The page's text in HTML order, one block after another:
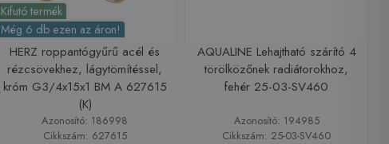
Kifutó termék
Még 6 db ezen az áron!
HERZ roppantógyűrű acél és
rézcsövekhez, lágytömítéssel,
króm G3/4x15x1 BM A 627615
(K)
Azonosító: 186998
Cikkszám: 627615
AQUALINE Lehajtható szárító 4
törölközőnek radiátorokhoz,
fehér 25-03-SV460
Azonosító: 194985
Cikkszám: 25-03-SV460